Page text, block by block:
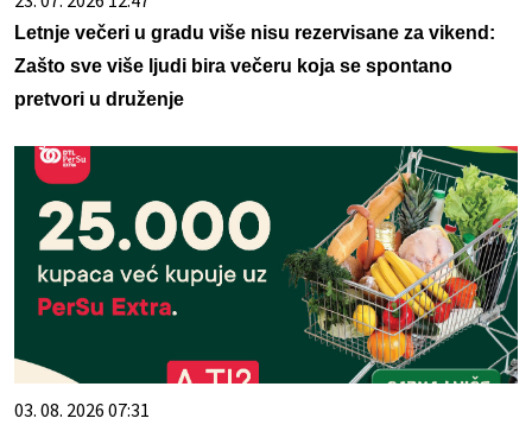
Letnje večeri u gradu više nisu rezervisane za vikend:
Zašto sve više ljudi bira večeru koja se spontano
pretvori u druženje
03. 08. 2026 07:31